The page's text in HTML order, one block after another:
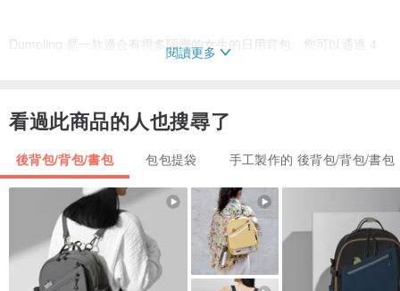
Dumpling 是一款適合有很多隔層的女生的日用背包。您可以通過 4
- 尺寸：W40 x H40 x D17 厘米。
- 重量：0.55 公斤。
- 外層：帆布上的 Smartrepel 水力塗層 14 盎司
- 內層：防水塗層面料
- 手柄：浸色植鞣革。
閱讀更多
看過此商品的人也搜尋了
後背包/背包/書包 包包提袋 手工製作的 後背包/背包/書包